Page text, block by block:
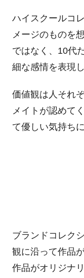
ハイスクールコ
メージのものを
ではなく、10代
細な感情を表現
価値観は人それ
メイトが認めて
て優しい気持ち
ブランドコレク
観に沿って作品
作品がオリジナ